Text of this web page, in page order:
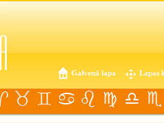
Galvenā lapa Lapas